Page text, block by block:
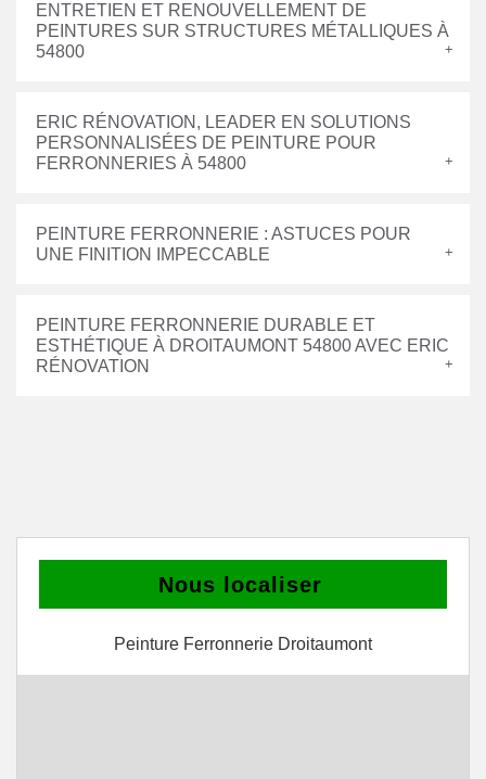
ENTRETIEN ET RENOUVELLEMENT DE
PEINTURES SUR STRUCTURES MÉTALLIQUES À
54800
ERIC RÉNOVATION, LEADER EN SOLUTIONS
PERSONNALISÉES DE PEINTURE POUR
FERRONNERIES À 54800
PEINTURE FERRONNERIE : ASTUCES POUR
UNE FINITION IMPECCABLE
PEINTURE FERRONNERIE DURABLE ET
ESTHÉTIQUE À DROITAUMONT 54800 AVEC ERIC
RÉNOVATION
Nous localiser
Peinture Ferronnerie Droitaumont